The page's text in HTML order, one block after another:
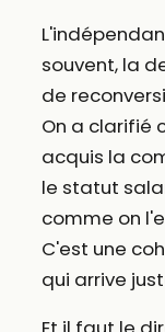
souvent, la
de
On a clarifié
acquis la
le statut
comme on
C'est une
qui arrive